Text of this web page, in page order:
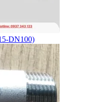
DN100)